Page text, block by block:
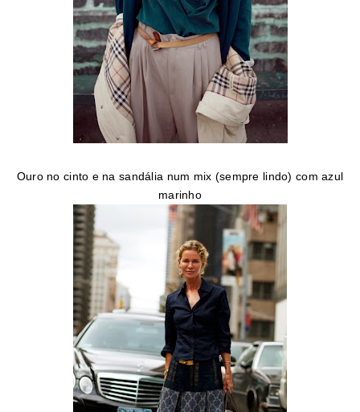
Ouro no cinto e na sandália num mix (sempre lindo) com azul
marinho